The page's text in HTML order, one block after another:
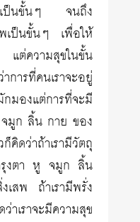
เป็นขั้นๆ จนถึง
เป็นขั้นๆ เพื่อให้
ต่ความสุขในขั้น
ารที่คนเราจะอยู่
กมองแต่การที่จะมี
จมูก ลิ้น กาย ของ
คิดว่าถ้าเรามีวัตถุ
ำรุงตา หู จมูก ลิ้น
เสพ ถ้าเรามีพรั่ง
าเราจะมีความสุข